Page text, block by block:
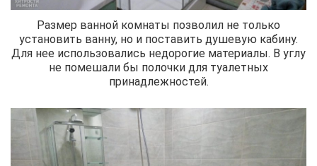
Размер ванной комнаты позволил не только
установить ванну, но и поставить душевую кабину.
Для нее использовались недорогие материалы. В углу
не помешали бы полочки для туалетных
принадлежностей.